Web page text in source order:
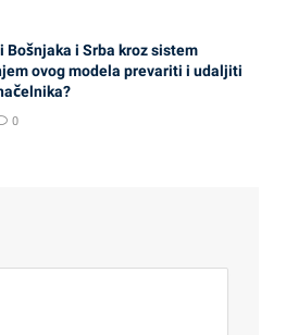
i Srba kroz sistem
ovog modela prevariti i udaljiti
0